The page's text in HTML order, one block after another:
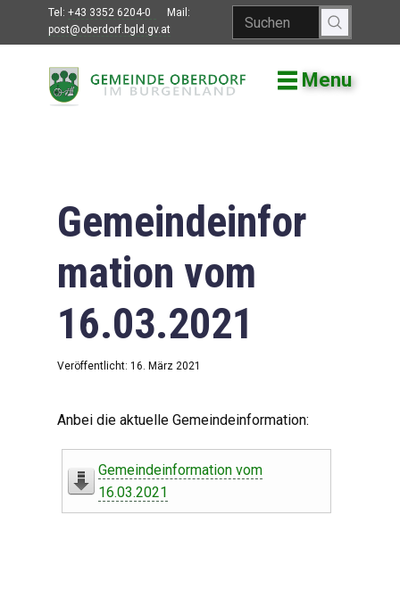
Tel: +43 3352 6204-0
Mail:
post@oberdorf.bgld.gv.at
Menu
Willkommen
Gemeindeamt
Gemeinderat
Bildung
Vereine
Leben in Oberdorf
Gemeindeinfor
mation vom
16.03.2021
Veröffentlicht: 16. März 2021
Anbei die aktuelle Gemeindeinformation:
Gemeindeinformation vom
16.03.2021